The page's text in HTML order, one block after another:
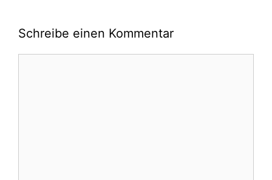
Schreibe einen Kommentar